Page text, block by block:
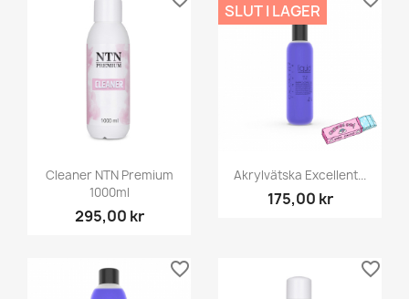
Cleaner NTN Premium
1000ml
295,00 kr
Akrylvätska Excellent...
175,00 kr
SLUT I LAGER
favorite_border favorite_border